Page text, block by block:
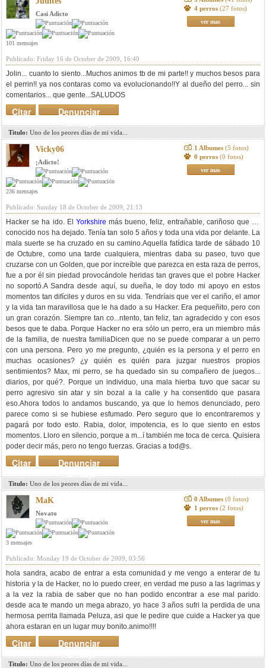
Casi Adicto
101 mensajes
4 perros (27 fotos)
ver mas
Publicado: Friday 16 de October de 2009, 16:40
Jolin... cuanto lo siento...Muchos animos tb de mi parte!! y muchos besos para
el perrin!! ya nos contaras como va evolucionando!!Y al dueño del perro... sin
comentarios... que gente...SALUDOS
Denunciar
mensaje
Citar
Titulo: Uno de los peores días de mi vida...
Vicky06
¡Adicto!
236 mensajes
1 Albumes (5 fotos)
0 perros (0 fotos)
ver mas
Publicado: Sunday 18 de October de 2009, 21:13
Hacker se ha ido. El Yorkshire más bueno, feliz, entrañable, cariñoso que he
conocido nos ha dejado. Tenía tan solo 5 años y toda una vida por delante. La
mala suerte se ha cruzado en su camino.Aquella fatídica tarde de sábado 10
de Octubre, como una tarde cualquiera, mientras daba su paseo, tuvo que
cruzarse con un Golden, que por increíble que parezca en esta raza de perros,
fue a por él sin piedad provocándole heridas tan graves que el pobre Hacker
no soportó.A Sandra desde aquí, su dueña, le doy todo mi apoyo en estos
momentos tan difíciles y duros en su vida. Tendríais que ver el cariño, el amor
y la vida tan maravillosa que le ha dado a su Hacker. Era pequeñito, pero con
un gran corazón. Siempre tan co...ntento, tan feliz, tan agradecido y con esos
besos que te daba. Porque Hacker no era sólo un perro, era un miembro más
de la familia, de nuestra familiaDicen que no se puede comparar a un perro
con una persona. Pero yo me pregunto, ¿quién es la persona y el perro en
muchas ocasiones? ¿y quién es quién para juzgar nuestros propios
sentimientos? Max, mi perro, se ha quedado sin su compañero de juegos...
diarios, por qué?. Porque un individuo, una mala hierba tuvo que sacar su
perro agresivo sin atar y sin bozal a la calle y ha consentido que pasara
eso.Ahora todos lo andamos buscando, ya que lo hemos denunciado, pero
parece como si se hubiese esfumado. Pero seguro que lo encontraremos y
pagará por todo esto. Rabia, dolor, impotencia, es lo que siento en estos
momentos. Lloro en silencio, porque a m...í también me toca de cerca. Quisiera
poder decir más, pero no tengo fuerzas. Gracias a tod@s.
Denunciar
mensaje
Citar
Titulo: Uno de los peores días de mi vida...
MaK
Novato
3 mensajes
0 Albumes (0 fotos)
1 perros (2 fotos)
ver mas
Publicado: Monday 19 de October de 2009, 03:56
hola sandra, acabo de entrar a esta comunidad y me vengo a enterar de tu
historia y la de Hacker, no lo puedo creer, en verdad me puso a las lagrimas y
a la vez la rabia de saber que no han podido encontrar a ese mal parido.
desde aca te mando un mega abrazo, yo hace 3 años sufri la perdida de una
hermosa perrita llamada Peluza, asi que le pedire que cuide a Hacker ya que
ahora estaran en un lugar muy bonito.animo!!!!
Denunciar
mensaje
Citar
Titulo: Uno de los peores días de mi vida...